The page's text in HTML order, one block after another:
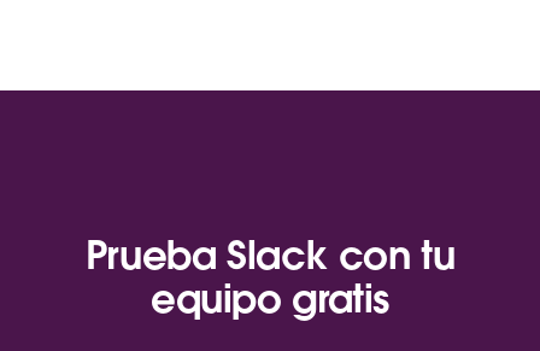
Prueba Slack con tu
equipo gratis